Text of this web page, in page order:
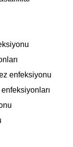
enfeksiyonu